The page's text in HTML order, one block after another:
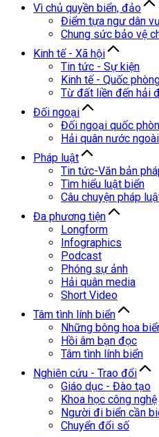
Vì chủ quyền biển, đảo
Điểm tựa ngư dân
Chung sức bảo vệ
Kinh tế - Xã hội
Tin tức - Sự kiện
Kinh tế - Quốc
Từ đất liền đến hải
Đối ngoại
Đối ngoại quốc
Hải quân nước ngoài
Pháp luật
Tin tức-Văn bản
Tìm hiểu luật biển
Câu chuyện pháp
Đa phương tiện
Longform
Infographics
Podcast
Phóng sự ảnh
Hải quân media
Short Video
Tâm tình lính biển
Những bông hoa
Hồi âm bạn đọc
Tâm tình lính biển
Nghiên cứu - Trao đổi
Giáo dục - Đào tạo
Khoa học công nghệ
Người đi biển cần
Chuyển đổi số